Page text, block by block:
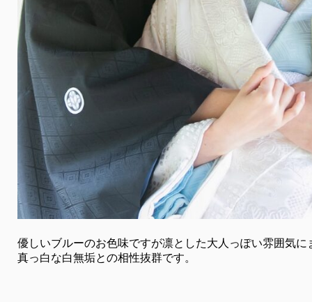
優しいブルーのお色味ですが凛とした大人っぽい雰囲気に
真っ白な白無垢との相性抜群です。